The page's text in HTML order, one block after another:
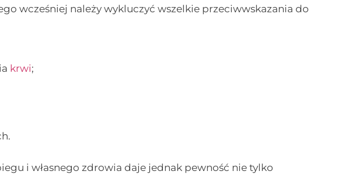
wcześniej należy wykluczyć wszelkie przeciwwskazania do
krwi;
i własnego zdrowia daje jednak pewność nie tylko